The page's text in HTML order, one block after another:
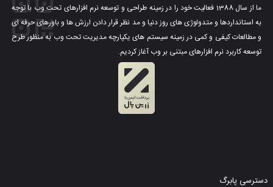
ما از سال 1388 فعالیت خود را در زمینه طراحی و توسعه نرم افزارهای تحت وب با توجه
به استانداردها و متدولوژی های روز دنیا و مد نظر قرار دادن ارزش ها و باورهای حرفه ای
و مطالعات کیفی و کمی در زمینه سیستم های یکپارچه مدیریت تحت وب به منظور طرح
توسعه کاربرد نرم افزارهای مبتنی بر وب آغاز کردیم.
دسترسی پابرگ